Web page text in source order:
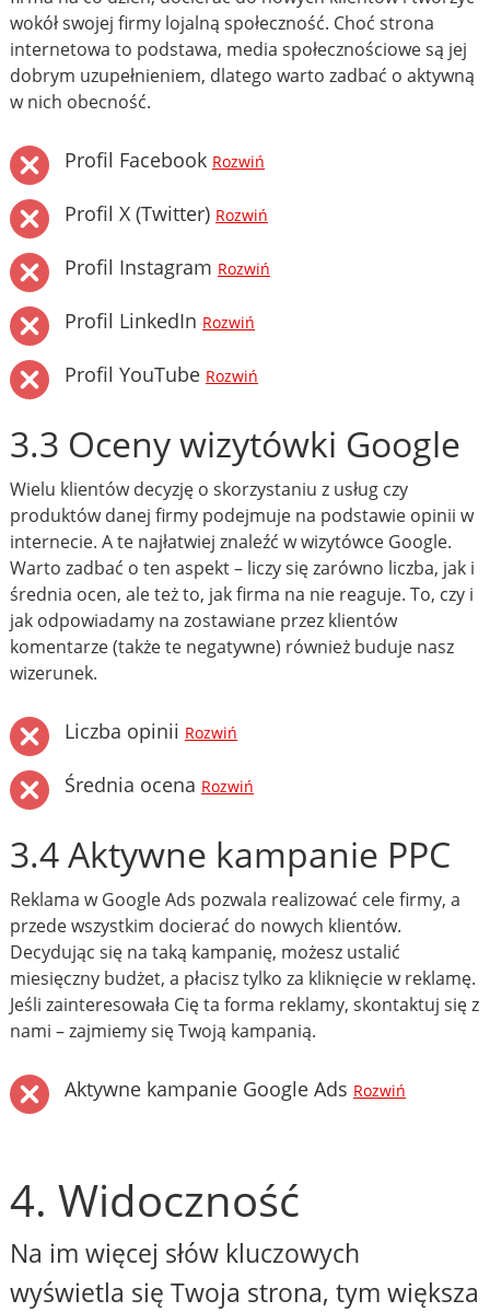
wokół swojej firmy lojalną społeczność. Choć strona
internetowa to podstawa, media społecznościowe są jej
dobrym uzupełnieniem, dlatego warto zadbać o aktywną
w nich obecność.
Profil Facebook Rozwiń
Profil X (Twitter) Rozwiń
Profil Instagram Rozwiń
Profil LinkedIn Rozwiń
Profil YouTube Rozwiń
3.3 Oceny wizytówki Google
Wielu klientów decyzję o skorzystaniu z usług czy
produktów danej firmy podejmuje na podstawie opinii w
internecie. A te najłatwiej znaleźć w wizytówce Google.
Warto zadbać o ten aspekt – liczy się zarówno liczba, jak i
średnia ocen, ale też to, jak firma na nie reaguje. To, czy i
jak odpowiadamy na zostawiane przez klientów
komentarze (także te negatywne) również buduje nasz
wizerunek.
Liczba opinii Rozwiń
Średnia ocena Rozwiń
3.4 Aktywne kampanie PPC
Reklama w Google Ads pozwala realizować cele firmy, a
przede wszystkim docierać do nowych klientów.
Decydując się na taką kampanię, możesz ustalić
miesięczny budżet, a płacisz tylko za kliknięcie w reklamę.
Jeśli zainteresowała Cię ta forma reklamy, skontaktuj się z
nami – zajmiemy się Twoją kampanią.
Aktywne kampanie Google Ads Rozwiń
4. Widoczność
Na im więcej słów kluczowych
wyświetla się Twoja strona, tym większa